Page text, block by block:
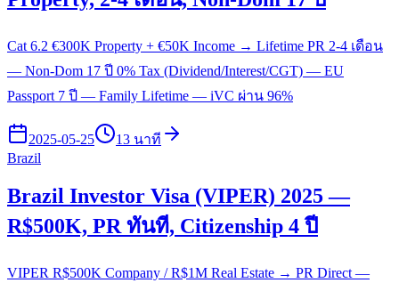
Cat 6.2 €300K Property + €50K Income → Lifetime PR 2-4 เดือน
— Non-Dom 17 ปี 0% Tax (Dividend/Interest/CGT) — EU
Passport 7 ปี — Family Lifetime — iVC ผ่าน 96%
2025-05-25
13 นาที
Brazil
Brazil Investor Visa (VIPER) 2025 —
R$500K, PR ทันที, Citizenship 4 ปี
VIPER R$500K Company / R$1M Real Estate → PR Direct —